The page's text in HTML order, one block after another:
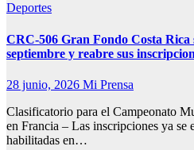
Deportes
CRC-506 Gran Fondo Costa Rica
septiembre y reabre sus
28 junio, 2026 Mi Prensa
Clasificatorio para el Campeonato
en Francia – Las inscripciones ya se
habilitadas en…